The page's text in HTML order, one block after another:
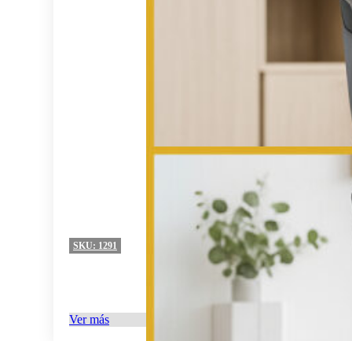
SKU: 1291
Ver más